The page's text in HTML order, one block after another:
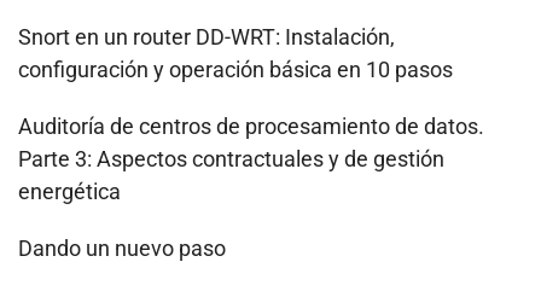
Snort en un router DD-WRT: Instalación,
configuración y operación básica en 10 pasos
Auditoría de centros de procesamiento de datos.
Parte 3: Aspectos contractuales y de gestión
energética
Dando un nuevo paso